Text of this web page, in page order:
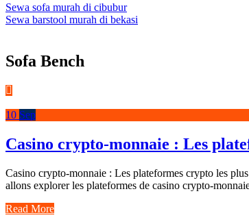
Post
navigation
Sewa sofa murah di cibubur
Sewa barstool murah di bekasi
Sofa Bench
10 Sep
Casino crypto-monnaie : Les
Casino crypto-monnaie : Les plateformes crypto les
allons explorer les plateformes de casino crypto-
Read More